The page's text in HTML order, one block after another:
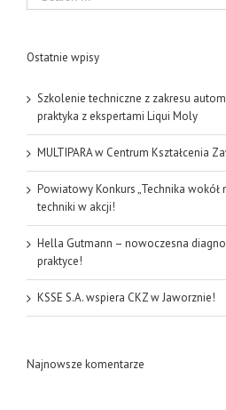
Ostatnie wpisy
Szkolenie techniczne z zakresu
praktyka z ekspertami Liqui Moly
MULTIPARA w Centrum Kształcenia
Powiatowy Konkurs „Technika wokół
techniki w akcji!
Hella Gutmann – nowoczesna
praktyce!
KSSE S.A. wspiera CKZ w Jaworznie!
Najnowsze komentarze